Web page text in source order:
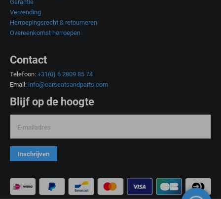
Garantie
Verzending
Herroepingsrecht & retourneren
Overeenkomst herroepen
Contact
Telefoon: +31(0) 6 2809 85 74
Email: info@carseatsandparts.com
Blijf op de hoogte
E-mailadres
Inschrijven